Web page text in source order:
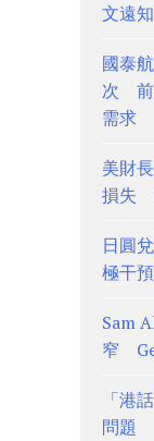
文遠
國泰
次 前
需求
美財
損失
日圓
極干
Sam
窄
「港
問題